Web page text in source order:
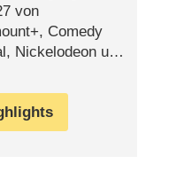
von
Comedy
Nickelodeon und